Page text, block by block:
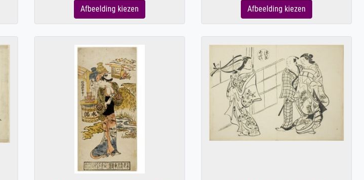
Afbeelding kiezen Afbeelding kiezen